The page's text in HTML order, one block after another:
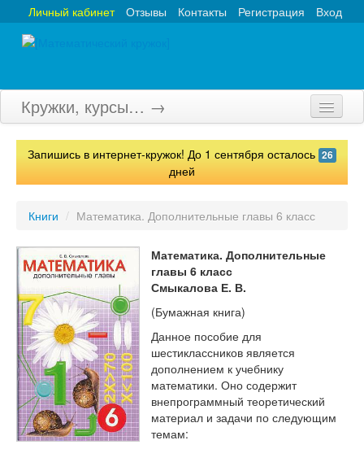
Вход
Регистрация
Контакты
Отзывы
Личный кабинет
Кружки, курсы… →
Главная
Турниры
Конкурсы
Вебинары
Тесты
Книги
Игры
Запишись в интернет-кружок! До 1 сентября осталось 26
дней
Книги / Математика. Дополнительные главы 6 класс
Математика. Дополнительные
главы 6 класс
Смыкалова Е. В.
(Бумажная книга)
Данное пособие для
шестиклассников является
дополнением к учебнику
математики. Оно содержит
внепрограммный теоретический
материал и задачи по следующим
темам: